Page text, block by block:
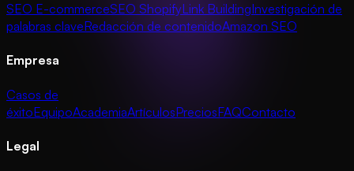
SEO E-commerceSEO ShopifyLink BuildingInvestigación de
palabras claveRedacción de contenidoAmazon SEO
Empresa
Casos de
éxitoEquipoAcademiaArtículosPreciosFAQContacto
Legal